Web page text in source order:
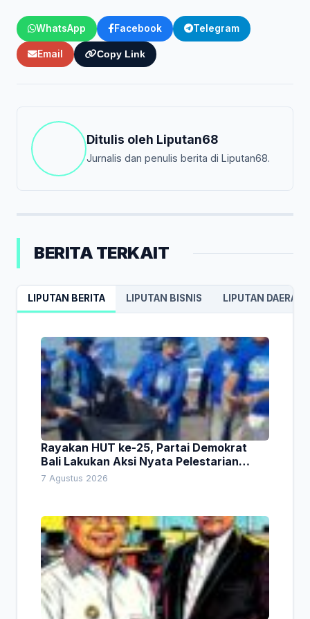
WhatsApp Facebook Telegram
Email Copy Link
Ditulis oleh Liputan68
Jurnalis dan penulis berita di Liputan68.
BERITA TERKAIT
LIPUTAN BERITA LIPUTAN BISNIS LIPUTAN DAERAH
Rayakan HUT ke-25, Partai Demokrat
Bali Lakukan Aksi Nyata Pelestarian
Lingkungan
7 Agustus 2026